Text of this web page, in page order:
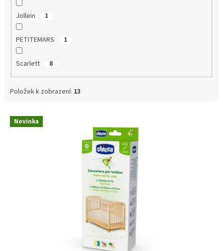
Jollein 1
PETITEMARS 1
Scarlett 8
Položek k zobrazení: 13
V Novinka